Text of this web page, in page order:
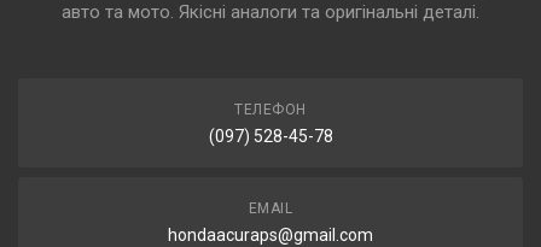
авто та мото. Якісні аналоги та оригінальні деталі.
ТЕЛЕФОН
(097) 528-45-78
EMAIL
hondaacuraps@gmail.com